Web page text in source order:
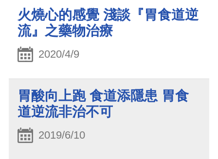
火燒心的感覺 淺談『胃食道逆
流』之藥物治療
2020/4/9
胃酸向上跑 食道添隱患 胃食
道逆流非治不可
2019/6/10